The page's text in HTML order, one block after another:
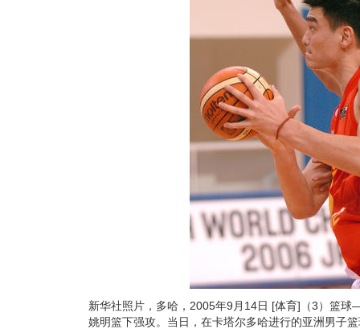
新华社照片，多哈，2005年9月14日 [体育]（3）篮
姚明篮下强攻。当日，在卡塔尔多哈进行的亚洲男子